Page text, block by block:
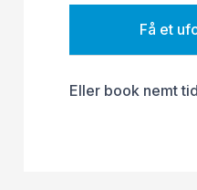
Få et
Eller book nemt